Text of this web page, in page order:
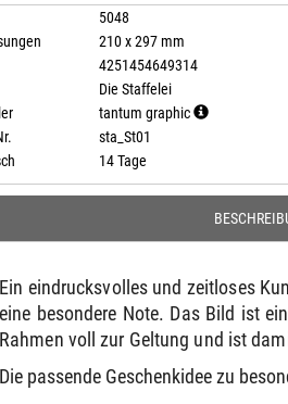
5048
210 x 297 mm
4251454649314
Die Staffelei
tantum graphic
sta_St01
14 Tage
Ein eindrucksvolles und zeitloses
eine besondere Note. Das Bild ist
Rahmen voll zur Geltung und ist
Die passende Geschenkidee zu